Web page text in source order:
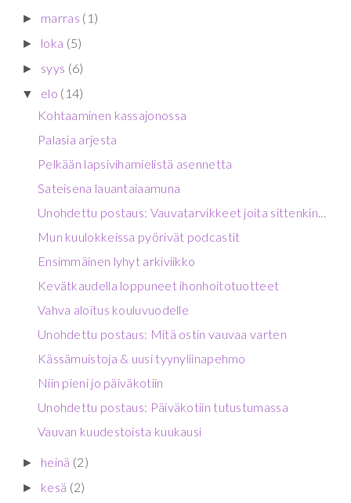
► marras (1)
► loka (5)
► syys (6)
▼ elo (14)
Kohtaaminen kassajonossa
Palasia arjesta
Pelkään lapsivihamielistä asennetta
Sateisena lauantaiaamuna
Unohdettu postaus: Vauvatarvikkeet joita sittenkin...
Mun kuulokkeissa pyörivät podcastit
Ensimmäinen lyhyt arkiviikko
Kevätkaudella loppuneet ihonhoitotuotteet
Vahva aloitus kouluvuodelle
Unohdettu postaus: Mitä ostin vauvaa varten
Kässämuistoja & uusi tyynyliinapehmo
Niin pieni jo päiväkotiin
Unohdettu postaus: Päiväkotiin tutustumassa
Vauvan kuudestoista kuukausi
► heinä (2)
► kesä (2)